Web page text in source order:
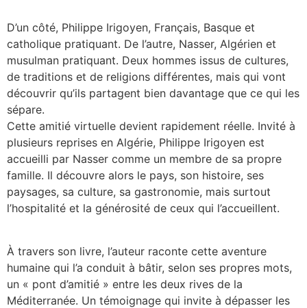
D’un côté, Philippe Irigoyen, Français, Basque et
catholique pratiquant. De l’autre, Nasser, Algérien et
musulman pratiquant. Deux hommes issus de cultures,
de traditions et de religions différentes, mais qui vont
découvrir qu’ils partagent bien davantage que ce qui les
sépare.
Cette amitié virtuelle devient rapidement réelle. Invité à
plusieurs reprises en Algérie, Philippe Irigoyen est
accueilli par Nasser comme un membre de sa propre
famille. Il découvre alors le pays, son histoire, ses
paysages, sa culture, sa gastronomie, mais surtout
l’hospitalité et la générosité de ceux qui l’accueillent.
À travers son livre, l’auteur raconte cette aventure
humaine qui l’a conduit à bâtir, selon ses propres mots,
un « pont d’amitié » entre les deux rives de la
Méditerranée. Un témoignage qui invite à dépasser les